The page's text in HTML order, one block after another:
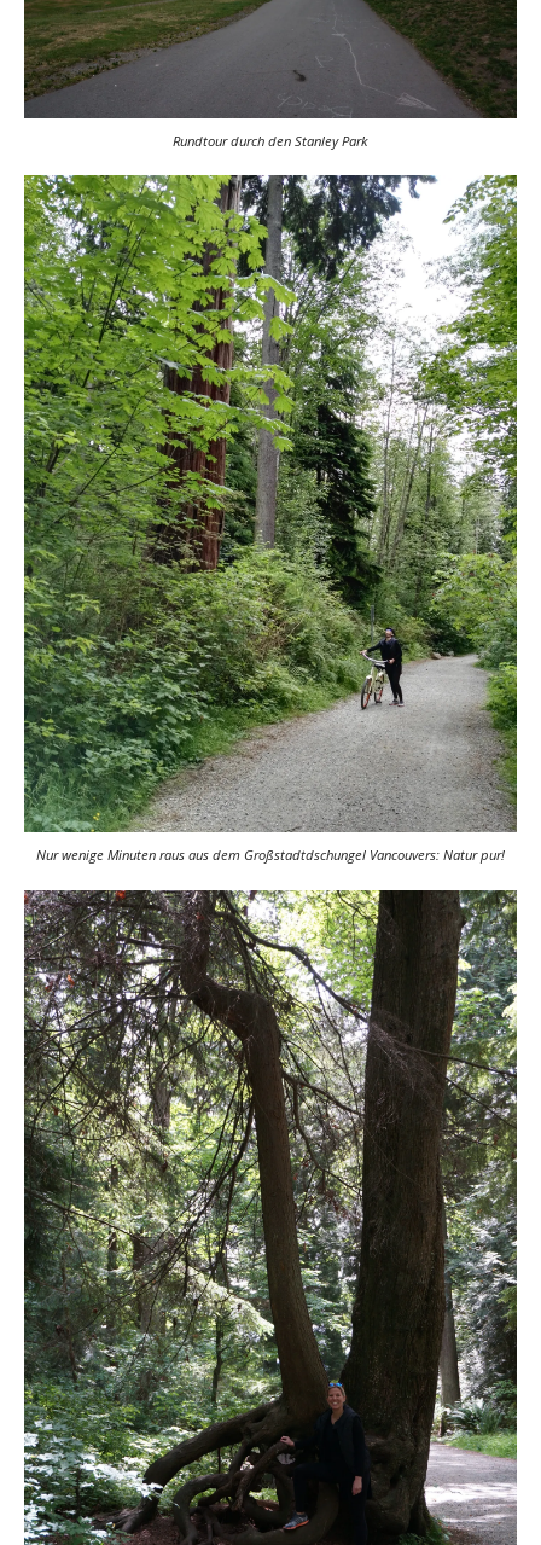
Rundtour durch den Stanley Park
Nur wenige Minuten raus aus dem Großstadtdschungel Vancouvers: Natur pur!